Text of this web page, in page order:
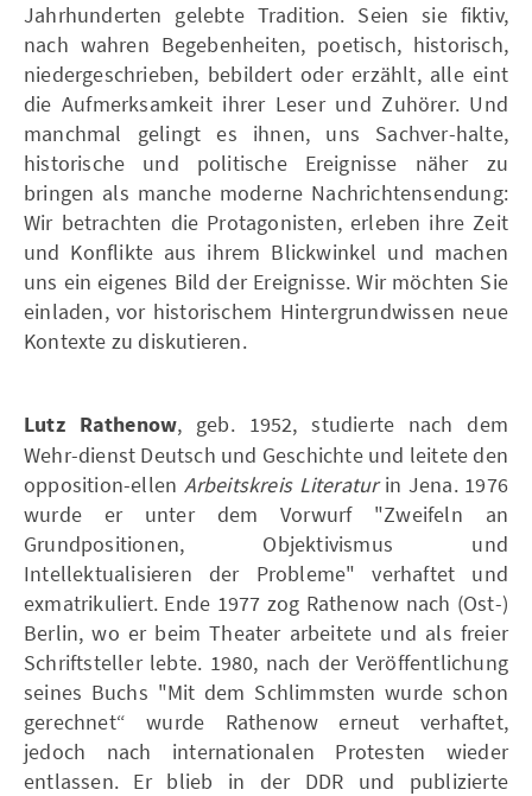
Jahrhunderten gelebte Tradition. Seien sie fiktiv,
nach wahren Begebenheiten, poetisch, historisch,
niedergeschrieben, bebildert oder erzählt, alle eint
die Aufmerksamkeit ihrer Leser und Zuhörer. Und
manchmal gelingt es ihnen, uns Sachver-halte,
historische und politische Ereignisse näher zu
bringen als manche moderne Nachrichtensendung:
Wir betrachten die Protagonisten, erleben ihre Zeit
und Konflikte aus ihrem Blickwinkel und machen
uns ein eigenes Bild der Ereignisse. Wir möchten Sie
einladen, vor historischem Hintergrundwissen neue
Kontexte zu diskutieren.
Lutz Rathenow, geb. 1952, studierte nach dem
Wehr-dienst Deutsch und Geschichte und leitete den
opposition-ellen Arbeitskreis Literaturin Jena. 1976
wurde er unter dem Vorwurf "Zweifeln an
Grundpositionen, Objektivismus und
Intellektualisieren der Probleme" verhaftet und
exmatrikuliert. Ende 1977 zog Rathenow nach (Ost-)
Berlin, wo er beim Theater arbeitete und als freier
Schriftsteller lebte. 1980, nach der Veröffentlichung
seines Buchs "Mit dem Schlimmsten wurde schon
gerechnet“ wurde Rathenow erneut verhaftet,
jedoch nach internationalen Protesten wieder
entlassen. Er blieb in der DDR und publizierte